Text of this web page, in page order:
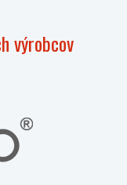
výrobcov